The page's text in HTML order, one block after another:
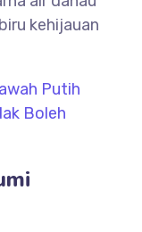
kehijauan
Putih
Boleh